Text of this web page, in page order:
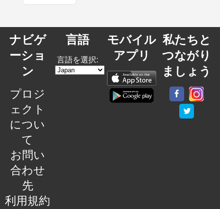
ナビゲ
ーショ
ン
プロジ
ェクト
につい
て
お問い
合わせ
先
利用規約
言語
言語を選択:
モバイル
アプリ
私たちと
つながり
ましょう